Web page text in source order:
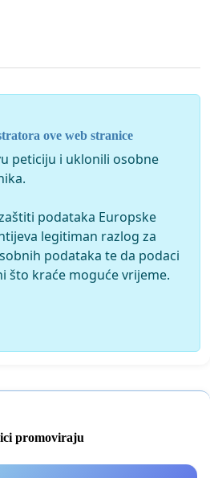
je kulminirao
2016 g., kada je
reakcija, došlo do
te sagorjevanja i
svojih svojstava
toksični,
za okolno
se ništa ne
ove web stranice
peticiju i uklonili osobne
podataka Europske
legitiman razlog za
podataka te da podaci
što kraće moguće vrijeme.
promoviraju